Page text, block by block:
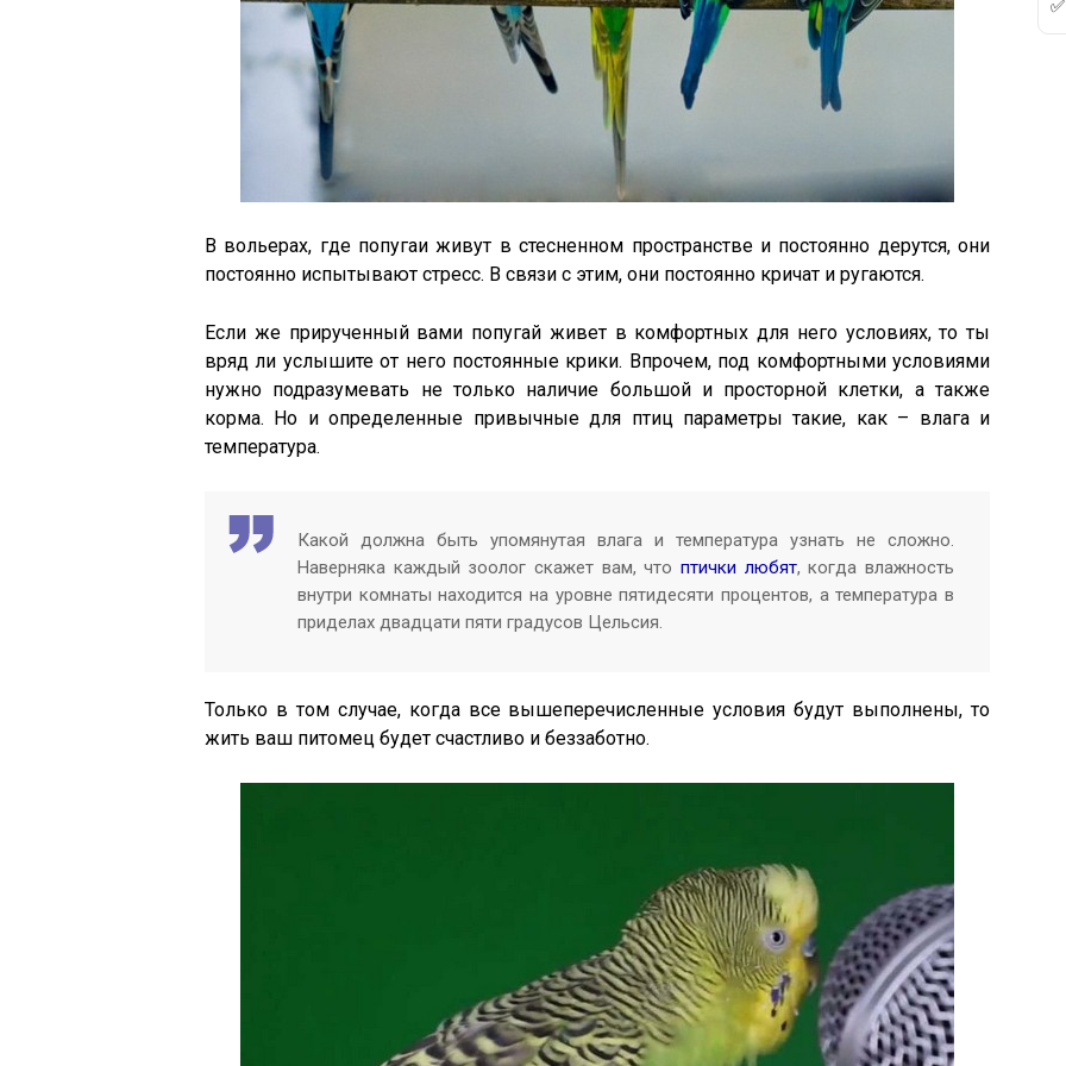
В вольерах, где попугаи живут в стесненном пространстве и постоянно дерутся, они
постоянно испытывают стресс. В связи с этим, они постоянно кричат и ругаются.
Если же прирученный вами попугай живет в комфортных для него условиях, то ты
вряд ли услышите от него постоянные крики. Впрочем, под комфортными условиями
нужно подразумевать не только наличие большой и просторной клетки, а также
корма. Но и определенные привычные для птиц параметры такие, как – влага и
температура.
Какой должна быть упомянутая влага и температура узнать не сложно.
Наверняка каждый зоолог скажет вам, что птички любят, когда влажность
внутри комнаты находится на уровне пятидесяти процентов, а температура в
приделах двадцати пяти градусов Цельсия.
Только в том случае, когда все вышеперечисленные условия будут выполнены, то
жить ваш питомец будет счастливо и беззаботно.
✅